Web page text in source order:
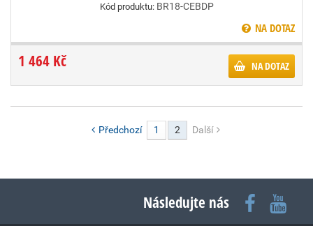
Kód produktu: BR18-CEBDP
NA DOTAZ
1 464 Kč NA DOTAZ
Předchozí 1 2 Další
Následujte nás